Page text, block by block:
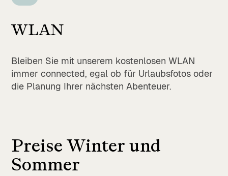
WLAN
Bleiben Sie mit unserem kostenlosen WLAN
immer connected, egal ob für Urlaubsfotos oder
die Planung Ihrer nächsten Abenteuer.
Preise Winter und
Sommer